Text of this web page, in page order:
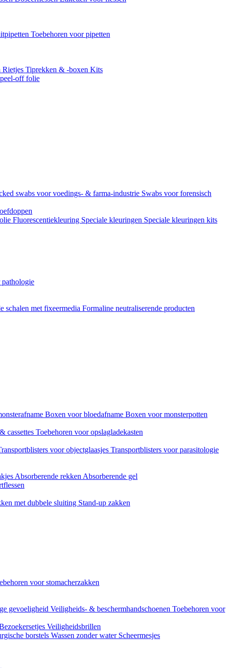
Toebehoren voor pipetten
Rietjes Tiprekken & -boxen Kits
off folie
swabs voor voedings- & farma-industrie Swabs voor forensisch
Fluorescentiekleuring Speciale kleuringen Speciale kleuringen kits
schalen met fixeermedia Formaline neutraliserende producten
Boxen voor bloedafname Boxen voor monsterpotten
cassettes Toebehoren voor opslagladekasten
voor objectglaasjes Transportblisters voor parasitologie
Absorberende rekken Absorberende gel
met dubbele sluiting Stand-up zakken
voor stomacherzakken
gevoeligheid Veiligheids- & beschermhandschoenen Toebehoren voor
Veiligheidsbrillen
borstels Wassen zonder water Scheermesjes